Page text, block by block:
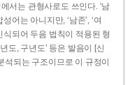
에서는 관형사로도 쓰인다. ‘남
어는 아니지만, ‘남존’, ‘여
식되어 두음 법칙이 적용된 형
도, 구년도’ 등은 발음이 [신
석되는 구조이므로 이 규정이